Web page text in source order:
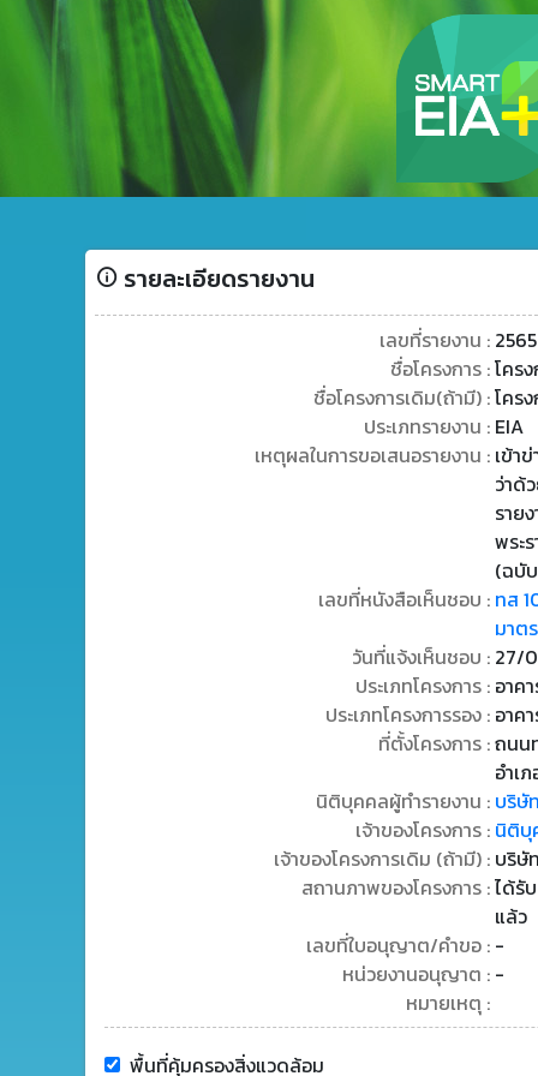
รายละเอียดรายงาน
เลขที่รายงาน :
ชื่อโครงการ :โคร
ชื่อโครงการเดิม(ถ้ามี) :โคร
ประเภทรายงาน : EIA
เหตุผลในการขอเสนอรายงาน : เข้า
ว่าด้
ราย
พระ
(ฉบั
เลขที่หนังสือเห็นชอบ : ทส
มาต
วันที่แจ้งเห็นชอบ : 27/
ประเภทโครงการ : อาค
ประเภทโครงการรอง : อาค
ที่ตั้งโครงการ :ถนน
อำเ
นิติบุคคลผู้ทำรายงาน : บริษั
เจ้าของโครงการ : นิติบุ
เจ้าของโครงการเดิม (ถ้ามี) : บริษั
สถานภาพของโครงการ :ได้รั
แล้ว
เลขที่ใบอนุญาต/คำขอ : -
หน่วยงานอนุญาต : -
หมายเหตุ :
พื้นที่คุ้มครองสิ่งแวดล้อม